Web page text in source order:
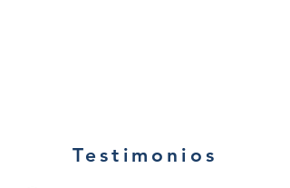
Testimonios